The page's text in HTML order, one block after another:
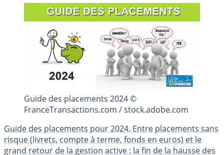
Guide des placements 2024 ©
FranceTransactions.com / stock.adobe.com
Guide des placements pour 2024. Entre placements sans
risque (livrets, compte à terme, fonds en euros) et le
grand retour de la gestion active : la fin de la hausse des